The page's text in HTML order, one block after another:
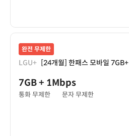
완전 무제한
LGU+ [24개월] 한패스 모바일 7GB+
7GB+ 1Mbps
통화 무제한 문자 무제한